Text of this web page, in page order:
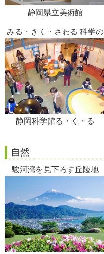
静岡県立美術館
みる・きく・さわる 科学の
不思議
静岡科学館る・く・る
自然
駿河湾を見下ろす丘陵地